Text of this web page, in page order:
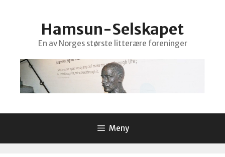
Hamsun-Selskapet
En av Norges største litterære foreninger
Meny